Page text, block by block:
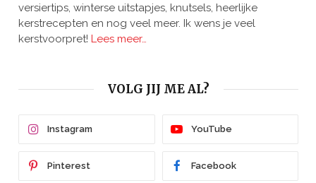
versiertips, winterse uitstapjes, knutsels, heerlijke
kerstrecepten en nog veel meer. Ik wens je veel
kerstvoorpret! Lees meer…
VOLG JIJ ME AL?
Instagram YouTube
Pinterest Facebook